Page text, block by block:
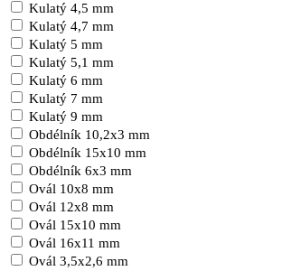
Kulatý 4,5 mm
Kulatý 4,7 mm
Kulatý 5 mm
Kulatý 5,1 mm
Kulatý 6 mm
Kulatý 7 mm
Kulatý 9 mm
Obdélník 10,2x3 mm
Obdélník 15x10 mm
Obdélník 6x3 mm
Ovál 10x8 mm
Ovál 12x8 mm
Ovál 15x10 mm
Ovál 16x11 mm
Ovál 3,5x2,6 mm